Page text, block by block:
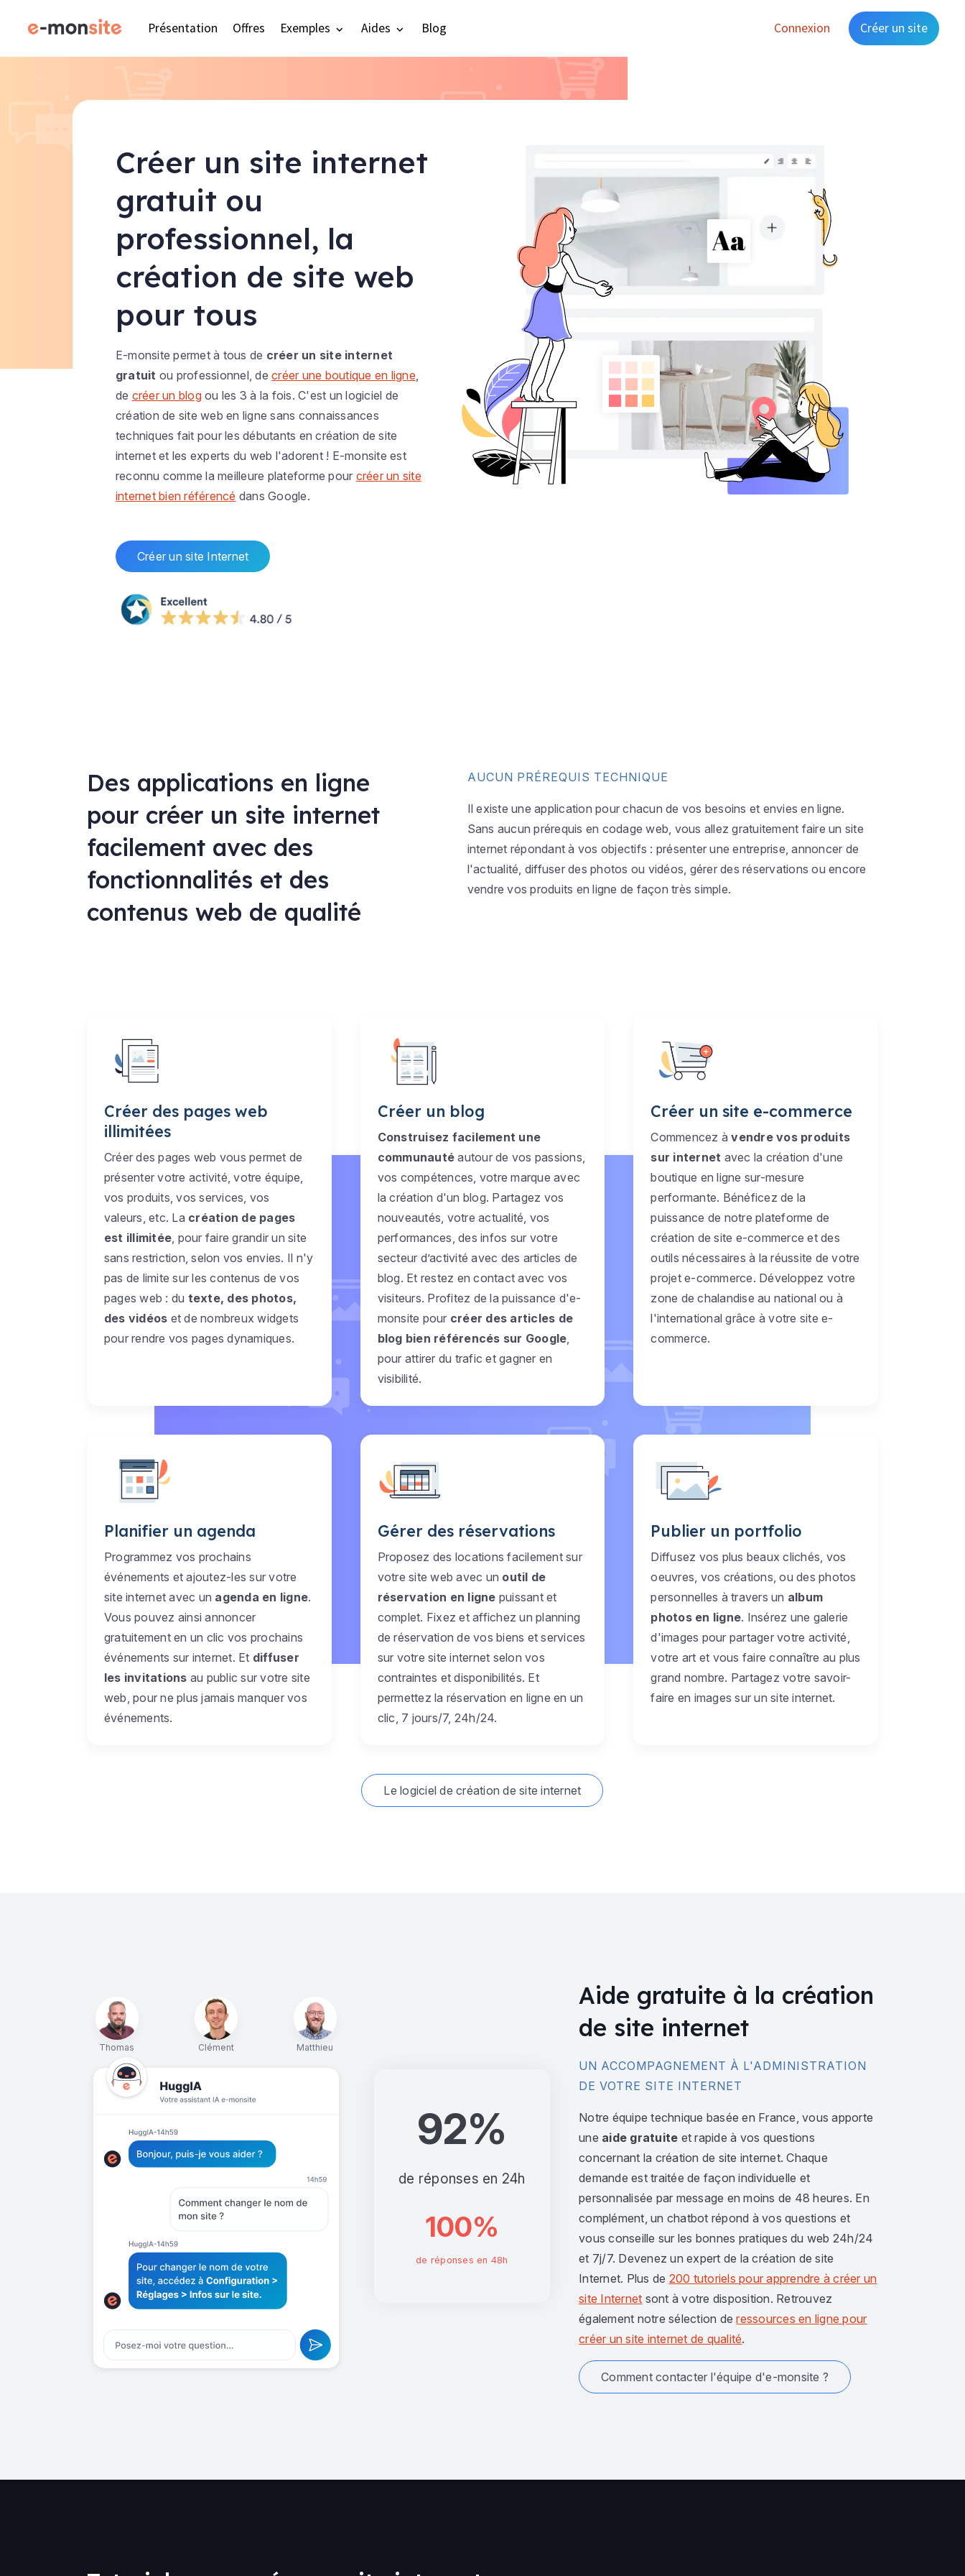
Présentation Offres Exemples Aides Blog Connexion Créer un site
Créer un site internet
gratuit ou
professionnel, la
création de site web
pour tous
E-monsite permet à tous de créer un site internet
gratuit ou professionnel, decréer une boutique en ligne,
de créer un blogou les 3 à la fois. C'est un logiciel de
création de site web en ligne sans connaissances
techniques fait pour les débutants en création de site
internet et les experts du web l'adorent ! E-monsite est
reconnu comme la meilleure plateforme pour créer un site
internet bien référencé dans Google.
Créer un site Internet
Des applications en ligne
pour créer un site internet
facilement avec des
fonctionnalités et des
contenus web de qualité
AUCUN PRÉREQUIS TECHNIQUE
Il existe une application pour chacun de vos besoins et envies en ligne.
Sans aucun prérequis en codage web, vous allez gratuitement faire un site
internet répondant à vos objectifs : présenter une entreprise, annoncer de
l'actualité, diffuser des photos ou vidéos, gérer des réservations ou encore
vendre vos produits en ligne de façon très simple.
Créer des pages web
illimitées
Créer des pages web vous permet de
présenter votre activité, votre équipe,
vos produits, vos services, vos
valeurs, etc. La création de pages
est illimitée , pour faire grandir un site
sans restriction, selon vos envies. Il n'y
pas de limite sur les contenus de vos
pages web : du texte, des photos,
des vidéos et de nombreux widgets
pour rendre vos pages dynamiques.
Créer un blog
Construisez facilement une
communauté autour de vos passions,
vos compétences, votre marque avec
la création d'un blog. Partagez vos
nouveautés, votre actualité, vos
performances, des infos sur votre
secteur d’activité avec des articles de
blog. Et restez en contact avec vos
visiteurs. Profitez de la puissance d'e-
monsite pour créer des articles de
blog bien référencés sur Google
pour attirer du trafic et gagner en
visibilité.
Créer un site e-commerce
Commencez àvendre vos produits
sur internet avec la création d'une
boutique en ligne sur-mesure
performante. Bénéficez de la
puissance de notre plateforme de
création de site e-commerce et des
outils nécessaires à la réussite de votre
projet e-commerce. Développez votre
zone de chalandise au national ou à
l'international grâce à votre site e-
commerce.
Planifier un agenda
Programmez vos prochains
événements et ajoutez-les sur votre
site internet avec un agenda en ligne.
Vous pouvez ainsi annoncer
gratuitement en un clic vos prochains
événements sur internet. Et diffuser
les invitations au public sur votre site
web, pour ne plus jamais manquer vos
événements.
Gérer des réservations
Proposez des locations facilement sur
votre site web avec un outil de
réservation en ligne puissant et
complet. Fixez et affichez un planning
de réservation de vos biens et services
sur votre site internet selon vos
contraintes et disponibilités. Et
permettez la réservation en ligne en un
clic, 7 jours/7, 24h/24.
Publier un portfolio
Diffusez vos plus beaux clichés, vos
oeuvres, vos créations, ou des photos
personnelles à travers un album
photos en ligne. Insérez une galerie
d'images pour partager votre activité,
votre art et vous faire connaître au plus
grand nombre. Partagez votre savoir-
faire en images sur un site internet.
Le logiciel de création de site internet
Thomas Clément Matthieu
92%
de réponses en 24h
100%
de réponses en 48h
Aide gratuite à la création
de site internet
UN ACCOMPAGNEMENT À L'ADMINISTRATION
DE VOTRE SITE INTERNET
Notre équipe technique basée en France, vous apporte
une aide gratuite et rapide à vos questions
concernant la création de site internet. Chaque
demande est traitée de façon individuelle et
personnalisée par message en moins de 48 heures. En
complément, un chatbot répond à vos questions et
vous conseille sur les bonnes pratiques du web 24h/24
et 7j/7. Devenez un expert de la création de site
Internet. Plus de 200 tutoriels pour apprendre à créer un
site Internet sont à votre disposition. Retrouvez
également notre sélection deressources en ligne pour
créer un site internet de qualité.
Comment contacter l'équipe d'e-monsite ?